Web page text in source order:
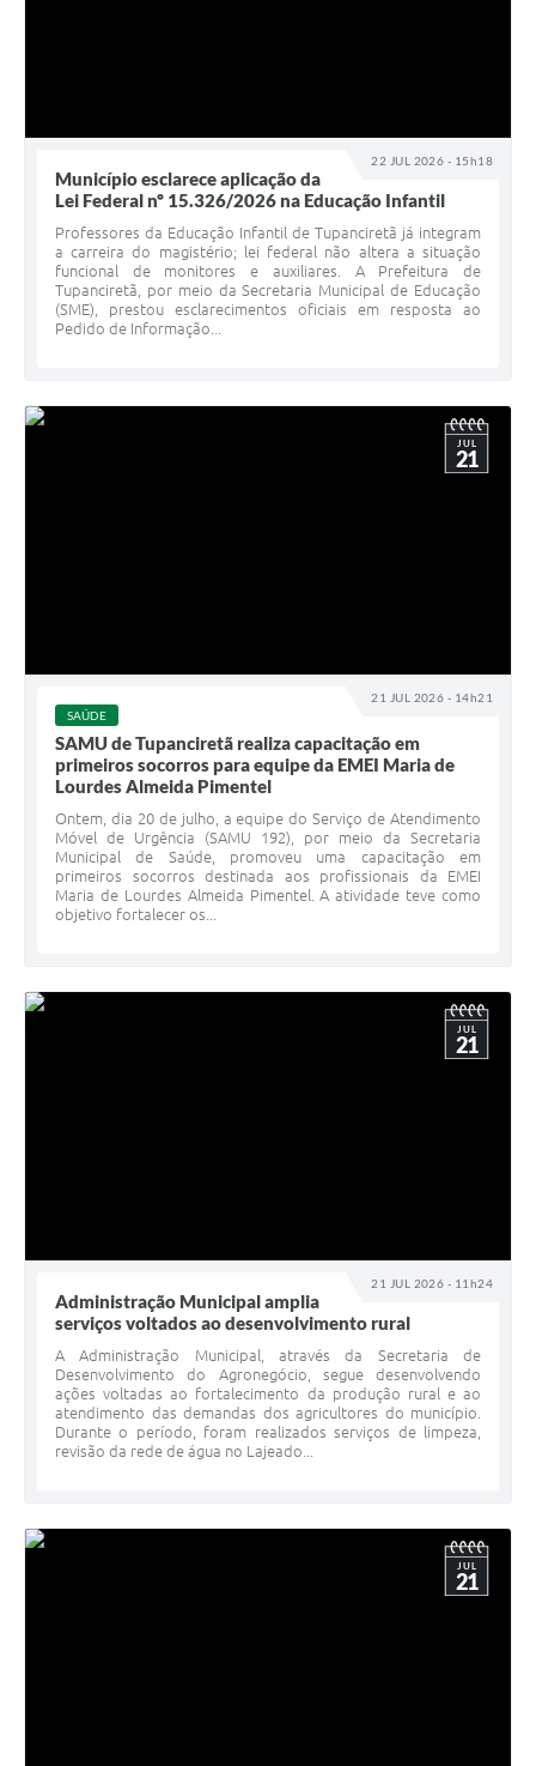
22 JUL 2026 - 15h18
Município esclarece aplicação da
Lei Federal nº 15.326/2026 na Educação Infantil
Professores da Educação Infantil de Tupanciretã já integram
a carreira do magistério; lei federal não altera a situação
funcional de monitores e auxiliares. A Prefeitura de
Tupanciretã, por meio da Secretaria Municipal de Educação
(SME), prestou esclarecimentos oficiais em resposta ao
Pedido de Informação...
21 JUL 2026 - 14h21
JUL
21
SAÚDE
SAMU de Tupanciretã realiza capacitação em
primeiros socorros para equipe da EMEI Maria de
Lourdes Almeida Pimentel
Ontem, dia 20 de julho, a equipe do Serviço de Atendimento
Móvel de Urgência (SAMU 192), por meio da Secretaria
Municipal de Saúde, promoveu uma capacitação em
primeiros socorros destinada aos profissionais da EMEI
Maria de Lourdes Almeida Pimentel. A atividade teve como
objetivo fortalecer os...
21 JUL 2026 - 11h24
JUL
21
Administração Municipal amplia
serviços voltados ao desenvolvimento rural
A Administração Municipal, através da Secretaria de
Desenvolvimento do Agronegócio, segue desenvolvendo
ações voltadas ao fortalecimento da produção rural e ao
atendimento das demandas dos agricultores do município.
Durante o período, foram realizados serviços de limpeza,
revisão da rede de água no Lajeado...
JUL
21